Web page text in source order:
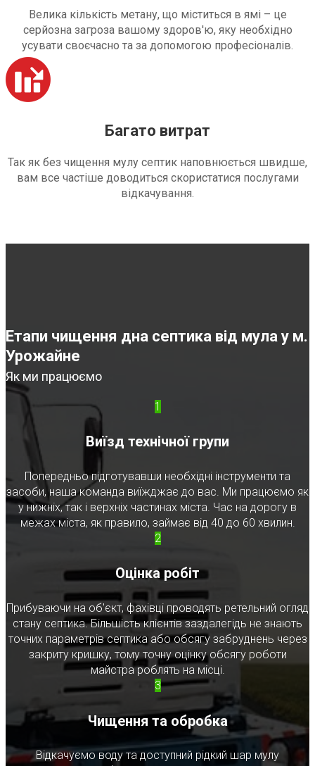
Велика кількість метану, що міститься в ямі – це
серйозна загроза вашому здоров'ю, яку необхідно
усувати своєчасно та за допомогою професіоналів.
Багато витрат
Так як без чищення мулу септик наповнюється швидше,
вам все частіше доводиться скористатися послугами
відкачування.
Етапи чищення дна септика від мула у м.
Урожайне
Як ми працюємо
1
Виїзд технічної групи
Попередньо підготувавши необхідні інструменти та
засоби, наша команда виїжджає до вас. Ми працюємо як
у нижніх, так і верхніх частинах міста. Час на дорогу в
межах міста, як правило, займає від 40 до 60 хвилин.
2
Оцінка робіт
Прибуваючи на об'єкт, фахівці проводять ретельний огляд
стану септика. Більшість клієнтів заздалегідь не знають
точних параметрів септика або обсягу забруднень через
закриту кришку, тому точну оцінку обсягу роботи
майстра роблять на місці.
3
Чищення та обробка
Відкачуємо воду та доступний рідкий шар мулу